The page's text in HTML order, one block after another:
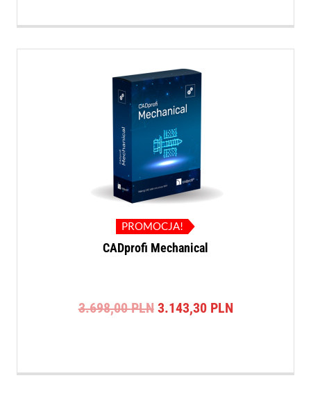
PROMOCJA!
CADprofi Mechanical
3.698,00PLN Pierwotna
3.143,30 PLNAktualna